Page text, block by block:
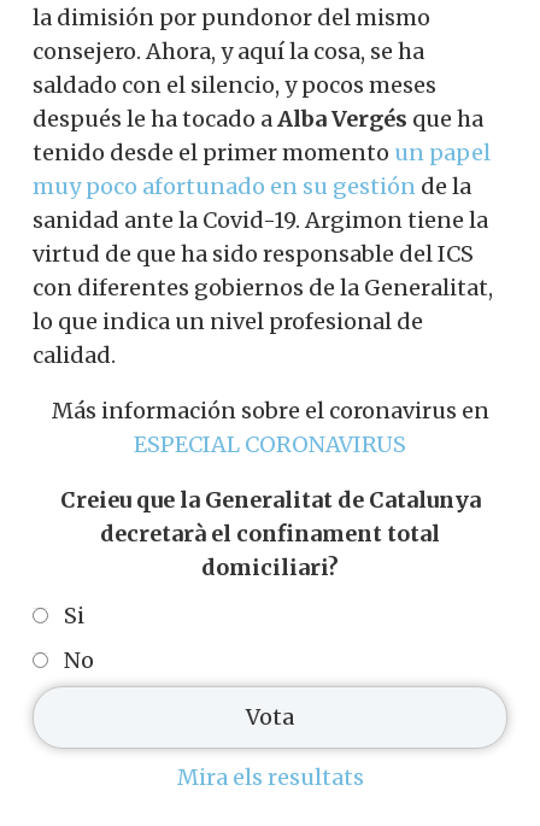
la dimisión por pundonor del mismo
consejero. Ahora, y aquí la cosa, se ha
saldado con el silencio, y pocos meses
después le ha tocado aAlba Vergés que ha
tenido desde el primer momento un papel
muy poco afortunado en su gestión de la
sanidad ante la Covid-19. Argimon tiene la
virtud de que ha sido responsable del ICS
con diferentes gobiernos de la Generalitat,
lo que indica un nivel profesional de
calidad.
Más información sobre el coronavirus en
ESPECIAL CORONAVIRUS
Creieu que la Generalitat de Catalunya
decretarà el confinament total
domiciliari?
Si
No
Mira els resultats